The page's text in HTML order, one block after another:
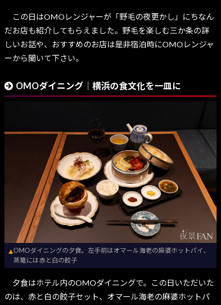
この日はOMOレンジャーが「野毛の夜更かし」にちなん
だお店も紹介してもらえました。野毛を楽しむ三か条の詳
しいお話や、おすすめのお店は是非宿泊時にOMOレンジャ
ーから聞いて下さい。
OMOダイニング｜横浜の食文化を一皿に
▲OMOダイニングの夕食。左手前はオマール海老の麻婆ホットパイ、
蒸篭には赤と白の餃子
夕食はホテル内のOMOダイニングで。この日いただいた
のは、赤と白の餃子セット、オマール海老の麻婆ホットパ